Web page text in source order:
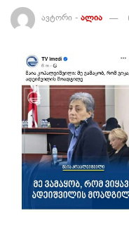
ავტორი - ალია